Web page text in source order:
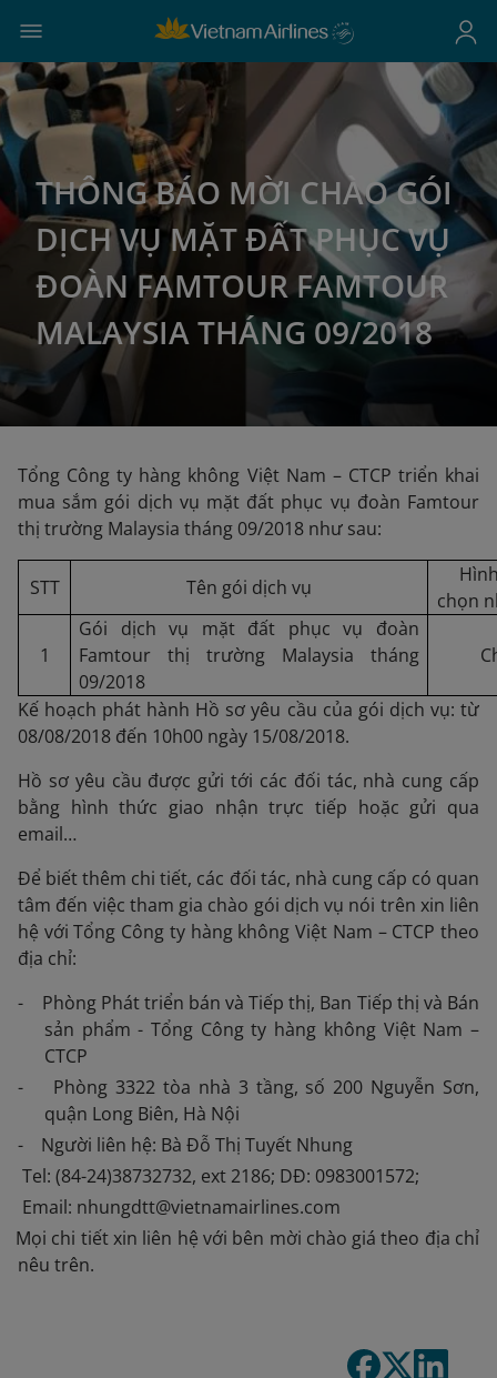
THÔNG BÁO MỜI CHÀO GÓI
DỊCH VỤ MẶT ĐẤT PHỤC VỤ
ĐOÀN FAMTOUR FAMTOUR
MALAYSIA THÁNG 09/2018
Tổng Công ty hàng không Việt Nam – CTCP triển khai
mua sắm gói dịch vụ mặt đất phục vụ đoàn Famtour
thị trường Malaysia tháng 09/2018 như sau:
STT Tên gói dịch vụ
chọn
1
Gói dịch vụ mặt đất phục vụ đoàn
Famtour thị trường Malaysia tháng
09/2018
Kế hoạch phát hành Hồ sơ yêu cầu của gói dịch vụ: từ
08/08/2018 đến 10h00 ngày 15/08/2018.
Hồ sơ yêu cầu được gửi tới các đối tác, nhà cung cấp
bằng hình thức giao nhận trực tiếp hoặc gửi qua
email…
Để biết thêm chi tiết, các đối tác, nhà cung cấp có quan
tâm đến việc tham gia chào gói dịch vụ nói trên xin liên
hệ với Tổng Công ty hàng không Việt Nam – CTCP theo
địa chỉ:
- Phòng Phát triển bán và Tiếp thị, Ban Tiếp thị và Bán
sản phẩm - Tổng Công ty hàng không Việt Nam –
CTCP
- Phòng 3322 tòa nhà 3 tầng, số 200 Nguyễn Sơn,
quận Long Biên, Hà Nội
- Người liên hệ: Bà Đỗ Thị Tuyết Nhung
Tel: (84-24)38732732, ext 2186; DĐ: 0983001572;
Email: nhungdtt@vietnamairlines.com
chi tiết xin liên hệ với bên mời chào giá theo địa chỉ
nêu trên.